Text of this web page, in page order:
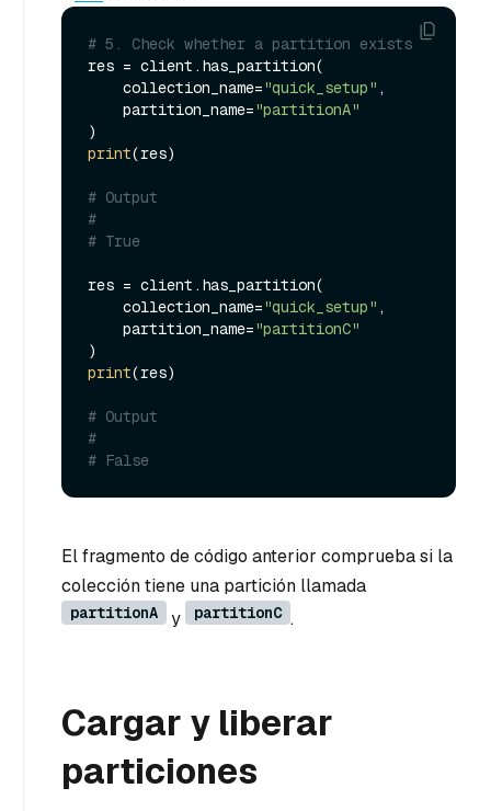
# 5. Check whether a partition exists
res = client.has_partition(
    collection_name=
"quick_setup" ,
    partition_name=
"partitionA"
print(res)
# Output
#
# True
res = client.has_partition(
    collection_name=
"quick_setup" ,
    partition_name=
"partitionC"
print(res)
# Output
#
# False
El fragmento de código anterior comprueba si la
colección tiene una partición llamada
partitionA y partitionC .
Cargar y liberar
particiones